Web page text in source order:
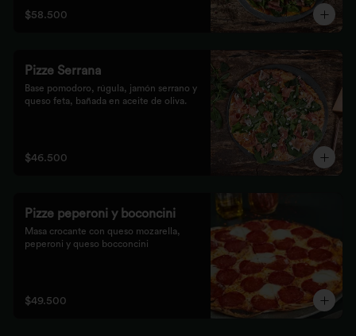
$58.500
Pizze Serrana
Base pomodoro, rúgula, jamón serrano y
queso feta, bañada en aceite de oliva.
$46.500
Pizze peperoni y boconcini
Masa crocante con queso mozarella,
peperoni y queso bocconcini
$49.500